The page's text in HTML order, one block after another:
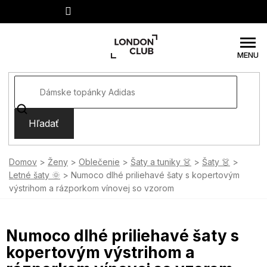
Hľadať
Domov Ženy Oblečenie Šaty a tuniky 👗
Šaty 👗
Letné šaty 🌞
Numoco dlhé priliehavé šaty s kopertovým
výstrihom a rázporkom vínovej so vzorom
Numoco dlhé priliehavé šaty s
kopertovým výstrihom a